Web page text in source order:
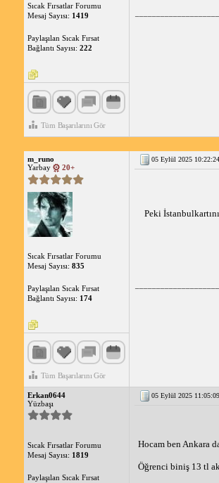
Sıcak Fırsatlar Forumu
Mesaj Sayısı: 1419
Paylaşılan Sıcak Fırsat
Bağlantı Sayısı: 222
Tüm Başarılarını Gör
m_runo
Yarbay
20+
Sıcak Fırsatlar Forumu
Mesaj Sayısı: 835
Paylaşılan Sıcak Fırsat
Bağlantı Sayısı: 174
Tüm Başarılarını Gör
05 Eylül 2025 10:22:24
Peki
Erkan0644
Yüzbaşı
Sıcak Fırsatlar Forumu
Mesaj Sayısı: 1819
Paylaşılan Sıcak Fırsat
05 Eylül 2025 11:05:09
Hocam ben Ankara
Öğrenci biniş 13 tl